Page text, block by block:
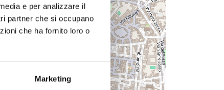
e per analizzare il
partner che si occupano
che ha fornito loro o
Marketing